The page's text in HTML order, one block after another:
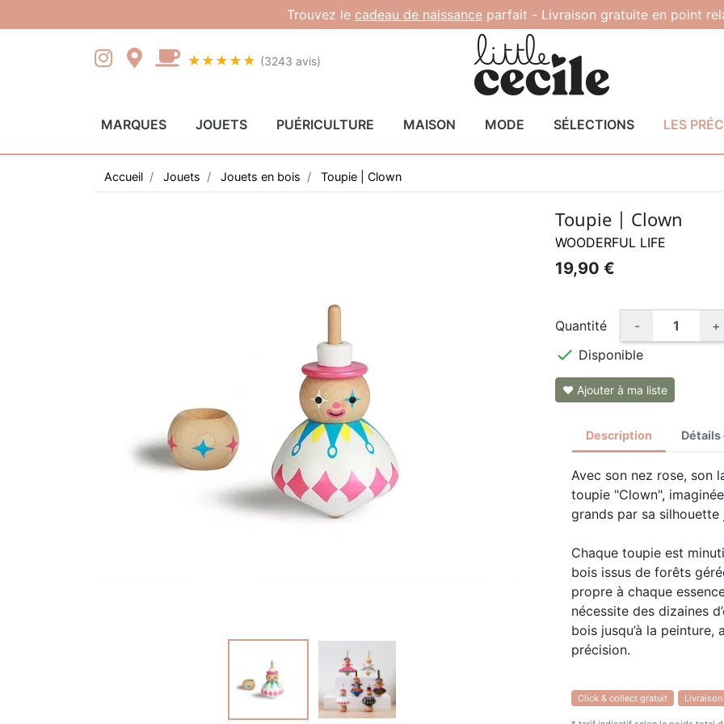
Trouvez le cadeau de naissance parfait - Livraison gratuite en point
★★★★★ (3243 avis)
MARQUES JOUETS PUÉRICULTURE MAISON MODE SÉLECTIONS LES
Accueil Jouets Jouets en bois Toupie | Clown
Toupie | Clown
WOODERFUL LIFE
19,90 €
Quantité - +
 Disponible
❤ Ajouter à ma liste
Description Détails
Avec son nez rose, son
toupie "Clown",
grands par sa
Chaque toupie est
bois issus de forêts
propre à chaque
nécessite des dizaines
bois jusqu’à la
précision.
La toupie "Clown" est
gravité et une vitesse
Click & collect gratuit